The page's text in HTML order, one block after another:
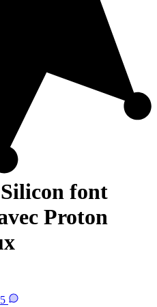
font
Proton
5